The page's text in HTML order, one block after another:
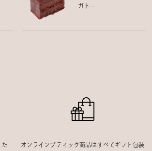
ガトー
た
オンラインブティック商品はすべてギフト包装